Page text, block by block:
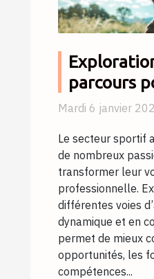
parcours
un
sportif
Mardi 6 janvier
Le secteur sportif
de nombreux
transformer leur
professionnelle.
différentes voies
dynamique et en
permet de mieux
opportunités, les
compétences...